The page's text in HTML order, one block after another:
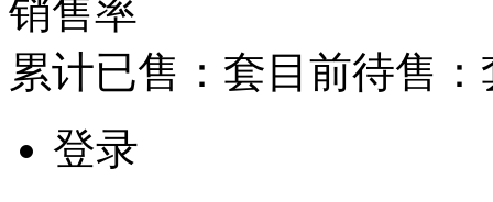
销售率
累计已售： 套 目前待售：
登录